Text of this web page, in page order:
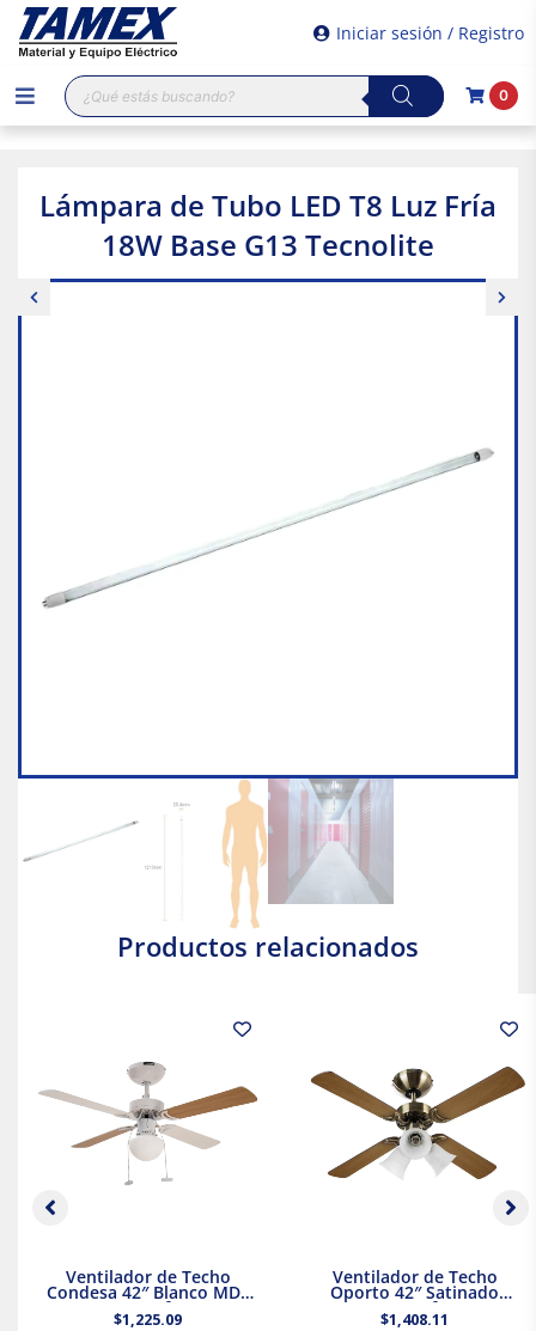
Iniciar sesión / Registro
Búsqueda
de
productos
0
Lámpara de Tubo LED T8 Luz Fría
18W Base G13 Tecnolite
Productos relacionados
Ventilador de Techo
Condesa 42″ Blanco MDF
Masterfan
$1,225.09
Ventilador de Techo
Oporto 42″ Satinado
Masterfan
$1,408.11